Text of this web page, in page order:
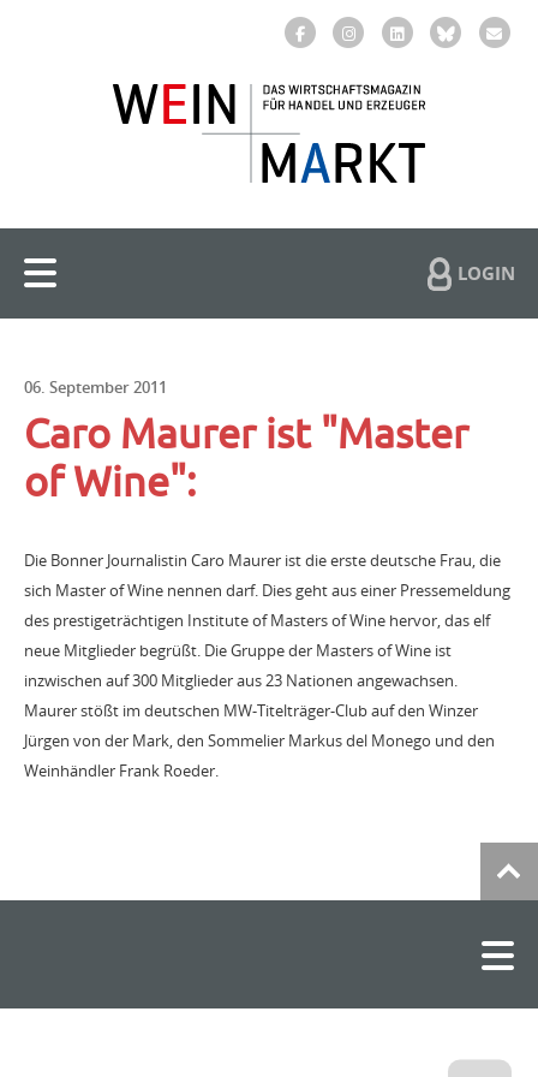
LOGIN
06. September 2011
Caro Maurer ist "Master
of Wine":
Die Bonner Journalistin Caro Maurer ist die erste deutsche Frau, die
sich Master of Wine nennen darf. Dies geht aus einer Pressemeldung
des prestigeträchtigen Institute of Masters of Wine hervor, das elf
neue Mitglieder begrüßt. Die Gruppe der Masters of Wine ist
inzwischen auf 300 Mitglieder aus 23 Nationen angewachsen.
Maurer stößt im deutschen MW-Titelträger-Club auf den Winzer
Jürgen von der Mark, den Sommelier Markus del Monego und den
Weinhändler Frank Roeder.